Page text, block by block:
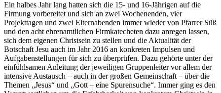
Ein halbes Jahr lang hatten sich die 15- und 16-Jährigen auf die
Firmung vorbereitet und sich an zwei Wochenenden, vier
Projekttagen und zwei Elternabenden immer wieder von Pfarrer Süß
und den acht ehrenamtlichen Firmkatecheten dazu anregen lassen,
sich dem eigenen Christsein zu stellen und die Aktualität der
Botschaft Jesu auch im Jahr 2016 an konkreten Impulsen und
Aufgabenstellungen für sich zu überprüfen. Dazu gehörte unter der
einfühlsamen Anleitung der jeweiligen Gruppenleiter vor allem der
intensive Austausch – auch in der großen Gemeinschaft – über die
Themen „Jesus“ und „Gott – eine Spurensuche“. Immer ging es den